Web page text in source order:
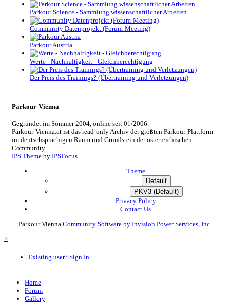
Parkour Science - Sammlung wissenschaftlicher Arbeiten
Community Datenprojekt (Forum-Meeting)
Parkour Austria
Werte - Nachhaltigkeit - Gleichberechtigung
Der Preis des Trainings? (Übertraining und Verletzungen)
Parkour-Vienna
Gegründet im Sommer 2004, online seit 01/2006.
Parkour-Vienna.at ist das read-only Archiv der größten Parkour-Plattform
im deutschsprachigen Raum und Grundstein der österreichischen
Community.
IPS Theme by IPSFocus
Theme
Default
PKV3 (Default)
Privacy Policy
Contact Us
Parkour Vienna Community Software by Invision Power Services, Inc.
×
Existing user? Sign In
Home
Forum
Gallery